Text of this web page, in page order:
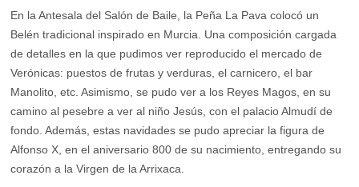
En la Antesala del Salón de Baile, la Peña La Pava colocó un
Belén tradicional inspirado en Murcia. Una composición cargada
de detalles en la que pudimos ver reproducido el mercado de
Verónicas: puestos de frutas y verduras, el carnicero, el bar
Manolito, etc. Asimismo, se pudo ver a los Reyes Magos, en su
camino al pesebre a ver al niño Jesús, con el palacio Almudí de
fondo. Además, estas navidades se pudo apreciar la figura de
Alfonso X, en el aniversario 800 de su nacimiento, entregando su
corazón a la Virgen de la Arrixaca.